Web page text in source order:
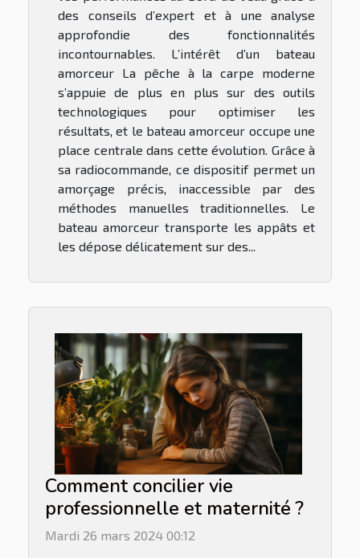
des conseils d’expert et à une analyse
approfondie des fonctionnalités
incontournables. L’intérêt d’un bateau
amorceur La pêche à la carpe moderne
s’appuie de plus en plus sur des outils
technologiques pour optimiser les
résultats, et le bateau amorceur occupe une
place centrale dans cette évolution. Grâce à
sa radiocommande, ce dispositif permet un
amorçage précis, inaccessible par des
méthodes manuelles traditionnelles. Le
bateau amorceur transporte les appâts et
les dépose délicatement sur des...
Comment concilier vie
professionnelle et maternité ?
Mardi 26 mars 2024 00:12